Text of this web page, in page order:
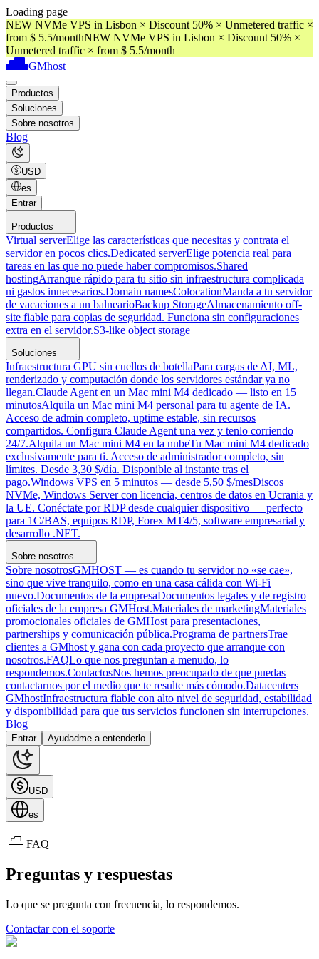
Loading page
NEW NVMe VPS in Lisbon × Discount 50% × Unmetered traffic ×
from $ 5.5/monthNEW NVMe VPS in Lisbon × Discount 50% ×
Unmetered traffic × from $ 5.5/month
GMhost
Productos
Soluciones
Sobre nosotros
Blog
USD
es
Entrar
Productos
Virtual serverElige las características que necesitas y contrata el
servidor en pocos clics.Dedicated serverElige potencia real para
tareas en las que no puede haber compromisos.Shared
hostingArranque rápido para tu sitio sin infraestructura complicada
ni gastos innecesarios.Domain namesColocationManda a tu servidor
de vacaciones a un balnearioBackup StorageAlmacenamiento off-
site fiable para copias de seguridad. Funciona sin configuraciones
extra en el servidor.S3-like object storage
Soluciones
Infraestructura GPU sin cuellos de botellaPara cargas de AI, ML,
renderizado y computación donde los servidores estándar ya no
llegan.Claude Agent en un Mac mini M4 dedicado — listo en 15
minutosAlquila un Mac mini M4 personal para tu agente de IA.
Acceso de admin completo, uptime estable, sin recursos
compartidos. Configura Claude Agent una vez y tenlo corriendo
24/7.Alquila un Mac mini M4 en la nubeTu Mac mini M4 dedicado
exclusivamente para ti. Acceso de administrador completo, sin
límites. Desde 3,30 $/día. Disponible al instante tras el
pago.Windows VPS en 5 minutos — desde 5,50 $/mesDiscos
NVMe, Windows Server con licencia, centros de datos en Ucrania y
la UE. Conéctate por RDP desde cualquier dispositivo — perfecto
para 1C/BAS, equipos RDP, Forex MT4/5, software empresarial y
desarrollo .NET.
Sobre nosotros
Sobre nosotrosGMHOST — es cuando tu servidor no «se cae»,
sino que vive tranquilo, como en una casa cálida con Wi-Fi
nuevo.Documentos de la empresaDocumentos legales y de registro
oficiales de la empresa GMHost.Materiales de marketingMateriales
promocionales oficiales de GMHost para presentaciones,
partnerships y comunicación pública.Programa de partnersTrae
clientes a GMhost y gana con cada proyecto que arranque con
nosotros.FAQLo que nos preguntan a menudo, lo
respondemos.ContactosNos hemos preocupado de que puedas
contactarnos por el medio que te resulte más cómodo.Datacenters
GMhostInfraestructura fiable con alto nivel de seguridad, estabilidad
y disponibilidad para que tus servicios funcionen sin interrupciones.
Blog
Entrar Ayudadme a entenderlo
USD
es
FAQ
Preguntas y respuestas
Lo que se pregunta con frecuencia, lo respondemos.
Contactar con el soporte